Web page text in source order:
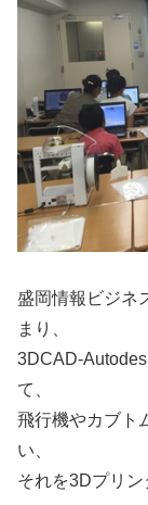
盛岡情報ビジネ
まり、
3DCAD-
て、
飛行機やカブト
い、
それを3Dプリン